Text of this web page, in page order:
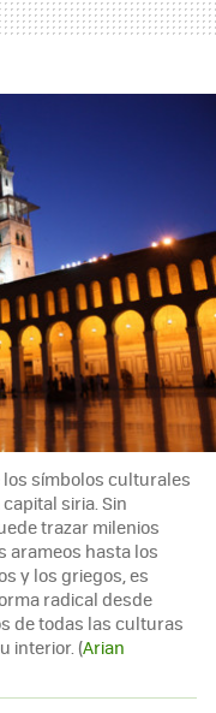
los símbolos culturales
siria. Sin
trazar milenios
arameos hasta los
y los griegos, es
radical desde
de todas las culturas
interior. (Arian